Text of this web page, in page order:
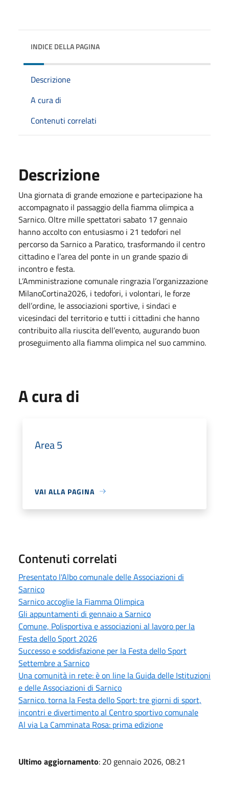
INDICE DELLA PAGINA
Descrizione
A cura di
Contenuti correlati
Descrizione
Una giornata di grande emozione e partecipazione ha
accompagnato il passaggio della fiamma olimpica a
Sarnico. Oltre mille spettatori sabato 17 gennaio
hanno accolto con entusiasmo i 21 tedofori nel
percorso da Sarnico a Paratico, trasformando il centro
cittadino e l’area del ponte in un grande spazio di
incontro e festa.
L’Amministrazione comunale ringrazia l’organizzazione
MilanoCortina2026, i tedofori, i volontari, le forze
dell’ordine, le associazioni sportive, i sindaci e
vicesindaci del territorio e tutti i cittadini che hanno
contribuito alla riuscita dell’evento, augurando buon
proseguimento alla fiamma olimpica nel suo cammino.
A cura di
Area 5
VAI ALLA PAGINA
Contenuti correlati
Presentato l'Albo comunale delle Associazioni di
Sarnico
Sarnico accoglie la Fiamma Olimpica
Gli appuntamenti di gennaio a Sarnico
Comune, Polisportiva e associazioni al lavoro per la
Festa dello Sport 2026
Successo e soddisfazione per la Festa dello Sport
Settembre a Sarnico
Una comunità in rete: è on line la Guida delle Istituzioni
e delle Associazioni di Sarnico
Sarnico. torna la Festa dello Sport: tre giorni di sport,
incontri e divertimento al Centro sportivo comunale
Al via La Camminata Rosa: prima edizione
Ultimo aggiornamento: 20 gennaio 2026, 08:21